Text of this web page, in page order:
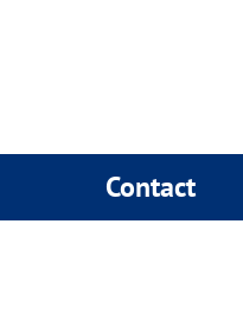
Contact